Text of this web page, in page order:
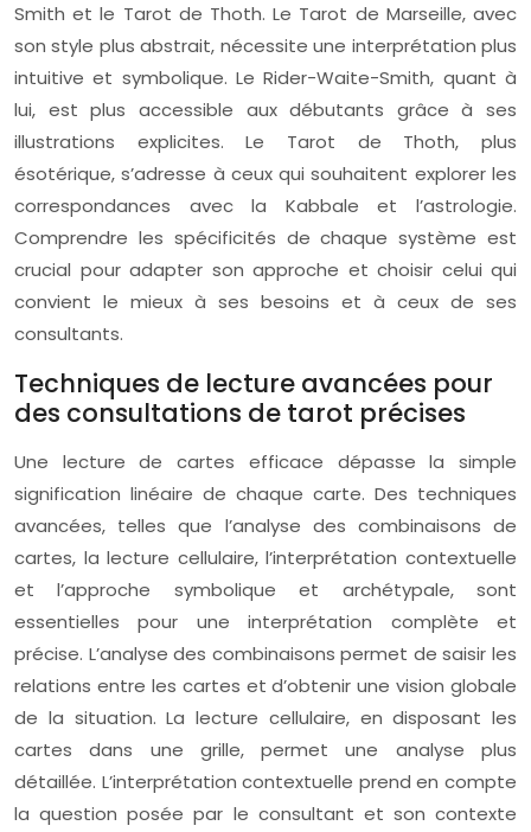
Smith et le Tarot de Thoth. Le Tarot de Marseille, avec
son style plus abstrait, nécessite une interprétation plus
intuitive et symbolique. Le Rider-Waite-Smith, quant à
lui, est plus accessible aux débutants grâce à ses
illustrations explicites. Le Tarot de Thoth, plus
ésotérique, s’adresse à ceux qui souhaitent explorer les
correspondances avec la Kabbale et l’astrologie.
Comprendre les spécificités de chaque système est
crucial pour adapter son approche et choisir celui qui
convient le mieux à ses besoins et à ceux de ses
consultants.
Techniques de lecture avancées pour
des consultations de tarot précises
Une lecture de cartes efficace dépasse la simple
signification linéaire de chaque carte. Des techniques
avancées, telles que l’analyse des combinaisons de
cartes, la lecture cellulaire, l’interprétation contextuelle
et l’approche symbolique et archétypale, sont
essentielles pour une interprétation complète et
précise. L’analyse des combinaisons permet de saisir les
relations entre les cartes et d’obtenir une vision globale
de la situation. La lecture cellulaire, en disposant les
cartes dans une grille, permet une analyse plus
détaillée. L’interprétation contextuelle prend en compte
la question posée par le consultant et son contexte